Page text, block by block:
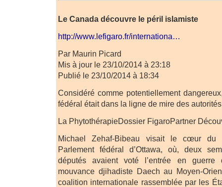
Le Canada découvre le péril islamiste
http://www.lefigaro.fr/internationa…
Par Maurin Picard
Mis à jour le 23/10/2014 à 23:18
Publié le 23/10/2014 à 18:34
Considéré comme potentiellement
fédéral était dans la ligne de mire des
La PhytothérapieDossier FigaroPartner
Michael Zehaf-Bibeau visait le cœur du
Parlement fédéral d’Ottawa, où, deux
députés avaient voté l’entrée en
mouvance djihadiste Daech au Moyen-
coalition internationale rassemblée par les